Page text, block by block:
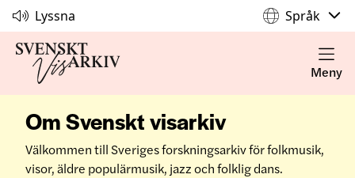
Lyssna Språk
Meny
Om Svenskt visarkiv
Välkommen till Sveriges forskningsarkiv för folkmusik,
visor, äldre populärmusik, jazz och folklig dans.